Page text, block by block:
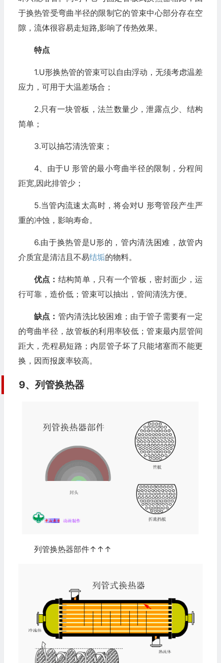
于换热管受弯曲半径的限制它的管束中心部分存在空
隙，流体很容易走短路,影响了传热效果。
特点
1.U形换热管的管束可以自由浮动，无须考虑温差
应力，可用于大温差场合；
2.只有一块管板，法兰数量少，泄露点少、结构
简单；
3.可以抽芯清洗管束；
4、由于U 形管的最小弯曲半径的限制，分程间
距宽,因此排管少；
5.当管内流速太高时，将会对U 形弯管段产生严
重的冲蚀，影响寿命。
6.由于换热管是U形的，管内清洗困难，故管内
介质宜是清洁且不易结垢的物料。
优点： 结构简单，只有一个管板，密封面少，运
行可靠，造价低；管束可以抽出，管间清洗方便。
缺点： 管内清洗比较困难；由于管子需要有一定
的弯曲半径，故管板的利用率较低；管束最内层管间
距大，壳程易短路；内层管子坏了只能堵塞而不能更
换，因而报废率较高。
9、列管换热器
列管换热器部件↑↑↑